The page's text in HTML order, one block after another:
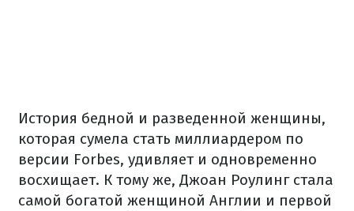
История бедной и разведенной женщины,
которая сумела стать миллиардером по
версии Forbes, удивляет и одновременно
восхищает. К тому же, Джоан Роулинг стала
самой богатой женщиной Англии и первой